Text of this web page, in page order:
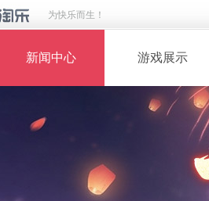
为快乐而生！
新闻中心 游戏展示
· 维护公告
· 桃花美人